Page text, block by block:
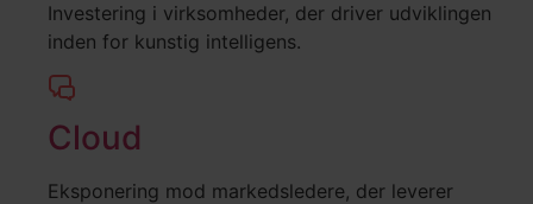
Investering i virksomheder, der driver udviklingen
inden for kunstig intelligens.
Cloud
Eksponering mod markedsledere, der leverer